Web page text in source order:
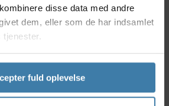
disse data med andre
dem, eller som de har indsamlet
tjenester.
fuld oplevelse
til flere forskellige typer
Shimano Octalink og ISIS drive.
22 krankboks nøgle
med 32mm kæbenøgle